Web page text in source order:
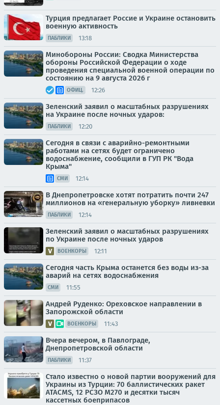
Турция предлагает Россие и Украине остановить
военную активность
ПАБЛИКИ 13:18
Минобороны России: Сводка Министерства
обороны Российской Федерации о ходе
проведения специальной военной операции по
состоянию на 9 августа 2026 г
ОФИЦ. 12:26
Зеленский заявил о масштабных разрушениях
на Украине после ночных ударов:
ПАБЛИКИ 12:20
Сегодня в связи с аварийно-ремонтными
работами на сетях будет ограничено
водоснабжение, сообщили в ГУП РК "Вода
Крыма"
СМИ 12:14
В Днепропетровске хотят потратить почти 247
миллионов на «генеральную уборку» ливневки
ПАБЛИКИ 12:14
Зеленский заявил о масштабных разрушениях
по Украине после ночных ударов
ВОЕНКОРЫ 12:11
Сегодня часть Крыма останется без воды из-за
аварий на сетях водоснабжения
СМИ 11:55
Андрей Руденко: Ореховское направлении в
Запорожской области
ВОЕНКОРЫ 11:43
Вчера вечером, в Павлограде,
Днепропетровской области
ПАБЛИКИ 11:37
Стало известно о новой партии вооружений для
Украины из Турции: 70 баллистических ракет
ATACMS, 12 РСЗО M270 и десятки тысяч
кассетных боеприпасов